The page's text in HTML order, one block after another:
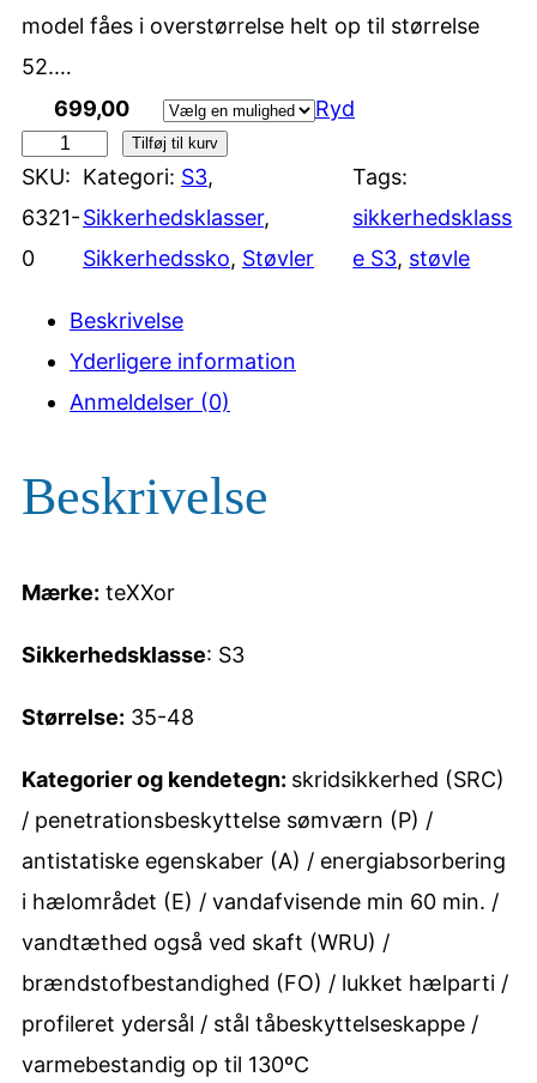
model fåes i overstørrelse helt op til størrelse
52.…
699,00
Ryd
a
r
i
1
s
k
r
v
Tilføj til kurv
SKU:
6321-
0
Kategori: S3
Sikkerhedsklasser
Sikkerhedssko, Støvler
Tags:
sikkerhedsklass
e S3, støvle
Beskrivelse
Yderligere information
Anmeldelser (0)
Beskrivelse
Mærke: teXXor
Sikkerhedsklasse: S3
Størrelse: 35-48
Kategorier og kendetegn: skridsikkerhed (SRC)
/ penetrationsbeskyttelse sømværn (P) /
antistatiske egenskaber (A) / energiabsorbering
i hælområdet (E) / vandafvisende min 60 min. /
vandtæthed også ved skaft (WRU) /
brændstofbestandighed (FO) / lukket hælparti­­ /
profileret ydersål / stål tåbeskyttelseskappe /
varmebestandig op til 130ºC